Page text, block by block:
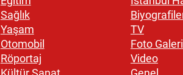
Sağlık
Yaşam
Otomobil
Röportaj
TV
Foto Galeri
Video